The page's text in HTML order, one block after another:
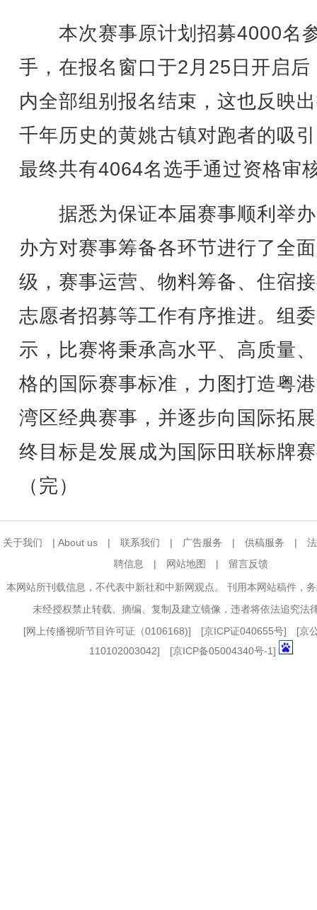
本次赛事原计划招募4000名
手，在报名窗口于2月25日开启后
内全部组别报名结束，这也反映
千年历史的黄姚古镇对跑者的吸
最终共有4064名选手通过资格审
据悉为保证本届赛事顺利举
办方对赛事筹备各环节进行了全
级，赛事运营、物料筹备、住宿
志愿者招募等工作有序推进。组
示，比赛将秉承高水平、高质量
格的国际赛事标准，力图打造粤
湾区经典赛事，并逐步向国际拓
终目标是发展成为国际田联标牌
（完）
关于我们 | About us | 联系我们 | 广告服务 | 供稿服务 |
聘信息
| 网站地图 | 留言反馈
本网站所刊载信息，不代表中新社和中新网观点。 刊用本网站稿件，
未经授权禁止转载、摘编、复制及建立镜像，违者将依法追究法
[网上传播视听节目许可证（0106168)] [京ICP证040655号] [京
110102003042] [京ICP备05004340号-1]